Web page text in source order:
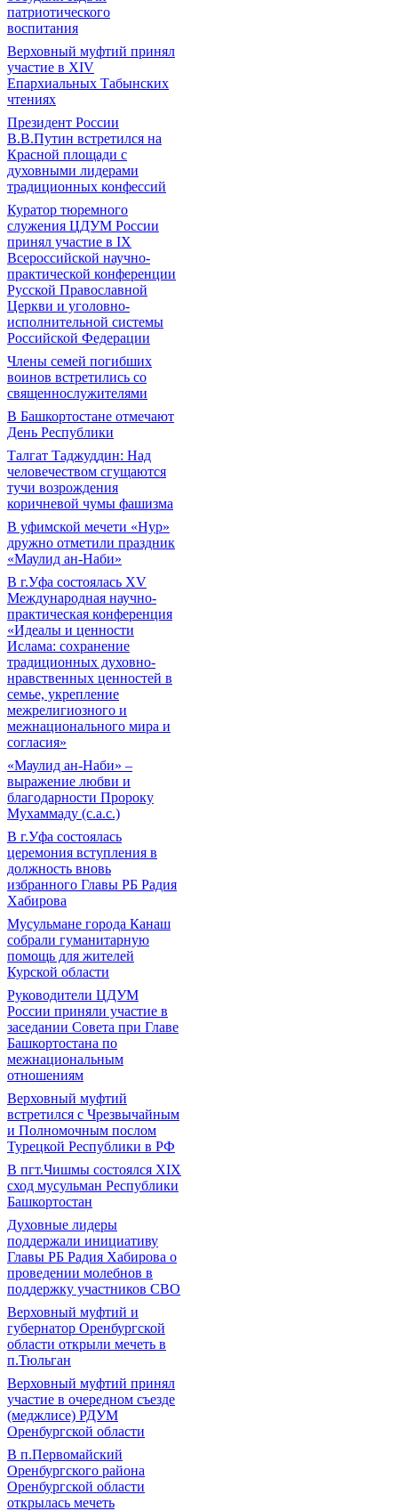
патриотического
воспитания
Верховный муфтий принял
участие в ХIV
Епархиальных Табынских
чтениях
Президент России
В.В.Путин встретился на
Красной площади с
духовными лидерами
традиционных конфессий
Куратор тюремного
служения ЦДУМ России
принял участие в IX
Всероссийской научно-
практической конференции
Русской Православной
Церкви и уголовно-
исполнительной системы
Российской Федерации
Члены семей погибших
воинов встретились со
священнослужителями
В Башкортостане отмечают
День Республики
Талгат Таджуддин: Над
человечеством сгущаются
тучи возрождения
коричневой чумы фашизма
В уфимской мечети «Нур»
дружно отметили праздник
«Маулид ан-Наби»
В г.Уфа состоялась XV
Международная научно-
практическая конференция
«Идеалы и ценности
Ислама: сохранение
традиционных духовно-
нравственных ценностей в
семье, укрепление
межрелигиозного и
межнационального мира и
согласия»
«Маулид ан-Наби» –
выражение любви и
благодарности Пророку
Мухаммаду (с.а.с.)
В г.Уфа состоялась
церемония вступления в
должность вновь
избранного Главы РБ Радия
Хабирова
Мусульмане города Канаш
собрали гуманитарную
помощь для жителей
Курской области
Руководители ЦДУМ
России приняли участие в
заседании Совета при Главе
Башкортостана по
межнациональным
отношениям
Верховный муфтий
встретился с Чрезвычайным
и Полномочным послом
Турецкой Республики в РФ
В пгт.Чишмы состоялся XIX
сход мусульман Республики
Башкортостан
Духовные лидеры
поддержали инициативу
Главы РБ Радия Хабирова о
проведении молебнов в
поддержку участников СВО
Верховный муфтий и
губернатор Оренбургской
области открыли мечеть в
п.Тюльган
Верховный муфтий принял
участие в очередном съезде
(меджлисе) РДУМ
Оренбургской области
В п.Первомайский
Оренбургского района
Оренбургской области
открылась мечеть